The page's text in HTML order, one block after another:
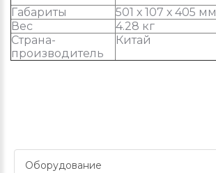
Габариты
501 х 107 х 405 мм
Вес
4.28 кг
Страна-
производитель
Китай
Оборудование